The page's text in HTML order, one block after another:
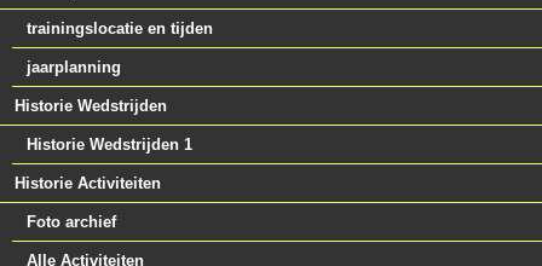
trainingslocatie en tijden
jaarplanning
Historie Wedstrijden
Historie Wedstrijden 1
Historie Activiteiten
Foto archief
Alle Activiteiten